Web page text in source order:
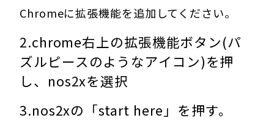
Chromeに拡張機能を追加してください。
2.chrome右上の拡張機能ボタン(パ
ズルピースのようなアイコン)を押
し、nos2xを選択
3.nos2xの「start here」を押す。